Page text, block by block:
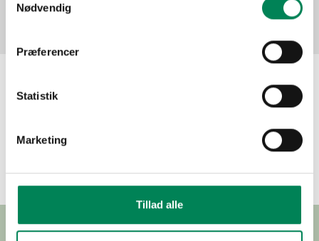
Nødvendig
Præferencer
Statistik
Marketing
Tillad alle
The material may be used for other publication
your source. Do not hesitate to contact us meanwhile if